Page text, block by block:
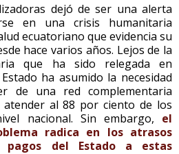
dejó de ser una alerta
en una crisis humanitaria
ecuatoriano que evidencia su
hace varios años. Lejos de la
que ha sido relegada en
ha asumido la necesidad
de una red complementaria
al 88 por ciento de los
nacional. Sin embargo, el
radica en los atrasos
pagos del Estado a estas